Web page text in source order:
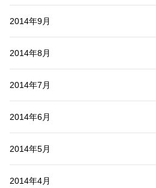
2014年9月
2014年8月
2014年7月
2014年6月
2014年5月
2014年4月